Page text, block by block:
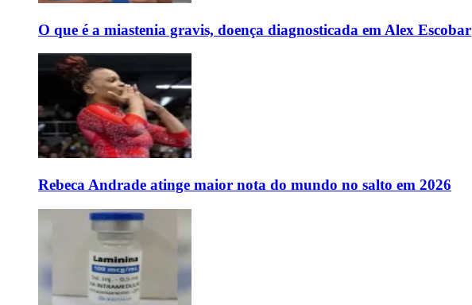
O que é a miastenia gravis, doença diagnosticada em Alex Escobar
Rebeca Andrade atinge maior nota do mundo no salto em 2026